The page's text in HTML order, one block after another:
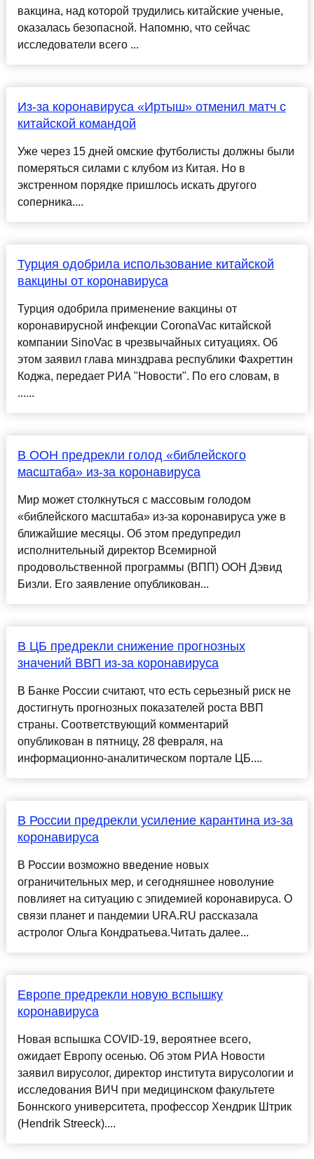
вакцина, над которой трудились китайские ученые,
оказалась безопасной. Напомню, что сейчас
исследователи всего ...
Из-за коронавируса «Иртыш» отменил матч с
китайской командой
Уже через 15 дней омские футболисты должны были
померяться силами с клубом из Китая. Но в
экстренном порядке пришлось искать другого
соперника....
Турция одобрила использование китайской
вакцины от коронавируса
Турция одобрила применение вакцины от
коронавирусной инфекции СoronaVac китайской
компании SinoVac в чрезвычайных ситуациях. Об
этом заявил глава минздрава республики Фахреттин
Коджа, передает РИА "Новости". По его словам, в
......
В ООН предрекли голод «библейского
масштаба» из-за коронавируса
Мир может столкнуться с массовым голодом
«библейского масштаба» из-за коронавируса уже в
ближайшие месяцы. Об этом предупредил
исполнительный директор Всемирной
продовольственной программы (ВПП) ООН Дэвид
Бизли. Его заявление опубликован...
В ЦБ предрекли снижение прогнозных
значений ВВП из-за коронавируса
В Банке России считают, что есть серьезный риск не
достигнуть прогнозных показателей роста ВВП
страны. Соответствующий комментарий
опубликован в пятницу, 28 февраля, на
информационно-аналитическом портале ЦБ....
В России предрекли усиление карантина из-за
коронавируса
В России возможно введение новых
ограничительных мер, и сегодняшнее новолуние
повлияет на ситуацию с эпидемией коронавируса. О
связи планет и пандемии URA.RU рассказала
астролог Ольга Кондратьева.Читать далее...
Европе предрекли новую вспышку
коронавируса
Новая вспышка COVID-19, вероятнее всего,
ожидает Европу осенью. Об этом РИА Новости
заявил вирусолог, директор института вирусологии и
исследования ВИЧ при медицинском факультете
Боннского университета, профессор Хендрик Штрик
(Hendrik Streeck)....